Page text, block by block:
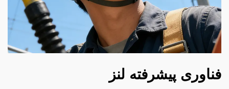
فناوری پیشرفته لنز